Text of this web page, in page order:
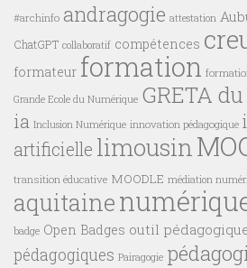
#archinfo andragogie attestation
ChatGPT collaboratif compétences
formateur formation
Grande Ecole du Numérique GRETA
ia Inclusion Numérique innovation pédagogique
artificielle limousin
transition éducative MOODLE médiation
aquitaine
badge Open Badges outil
pédagogiques Pairagogie